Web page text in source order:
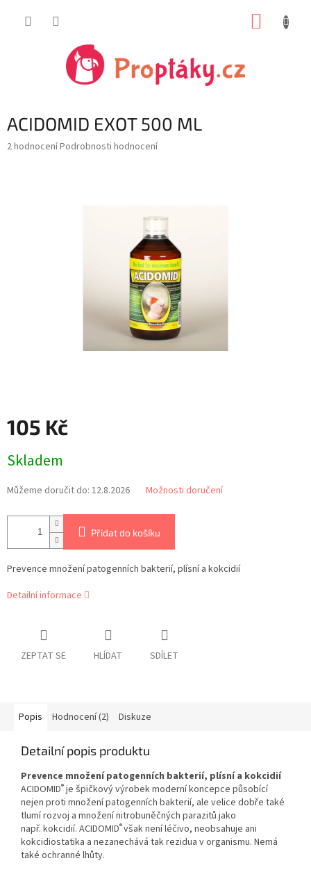
ACIDOMID EXOT 500 ML
Průměrné
2 hodnoceníPodrobnosti hodnocení
105 Kč
cena:
Skladem
Můžeme doručit do: 12.8.2026 Možnosti doručení
Přidat do košíku
Prevence množení patogenních bakterií, plísní a kokcidií
Detailní informace
ZEPTAT SE HLÍDAT SDÍLET
Popis Hodnocení (2) Diskuze
Detailní popis produktu
Prevence množení patogenních bakterií, plísní a kokcidií
ACIDOMID® je špičkový výrobek moderní koncepce působící
nejen proti množení patogenních bakterií, ale velice dobře také
tlumí rozvoj a množení nitrobuněčných parazitů jako
např. kokcidií. ACIDOMID®však není léčivo, neobsahuje ani
kokcidiostatika a nezanechává tak rezidua v organismu. Nemá
také ochranné lhůty.